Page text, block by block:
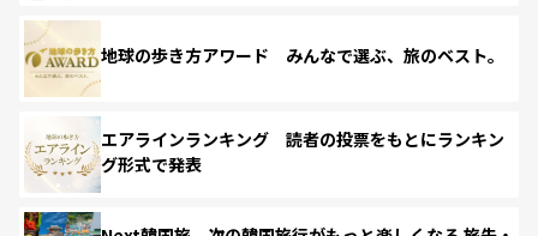
地球の歩き方アワード みんなで選ぶ、旅のベスト。
エアラインランキング 読者の投票をもとにランキン
グ形式で発表